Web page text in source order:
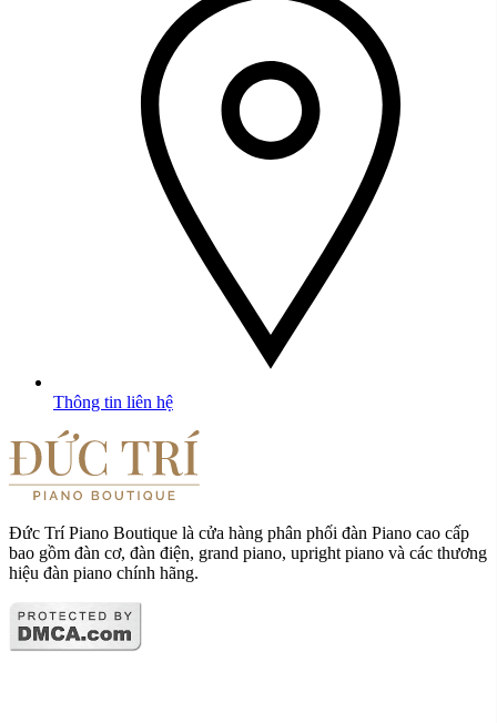
Thông tin liên hệ
Đức Trí Piano Boutique là cửa hàng phân phối đàn Piano cao cấp
bao gồm đàn cơ, đàn điện, grand piano, upright piano và các thương
hiệu đàn piano chính hãng.